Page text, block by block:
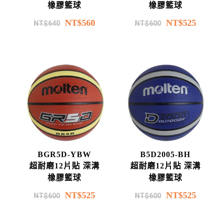
橡膠籃球
NT$640 NT$560
橡膠籃球
NT$600 NT$525
BGR5D-YBW
超耐磨12片貼 深溝
橡膠籃球
NT$600 NT$525
B5D2005-BH
超耐磨12片貼 深溝
橡膠籃球
NT$600 NT$525